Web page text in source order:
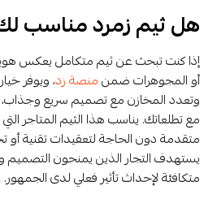
هل ثيم زمرد مناسب
إذا كنت تبحث عن ثيم متكامل يعكس
أو المجوهرات ضمنمنصة زد، ويوفر
وتعدد المخازن مع تصميم سريع وجذاب،
مع تطلعاتك. يناسب هذا الثيم المتاجر
متقدمة دون الحاجة لتعقيدات تقنية
يستهدف التجار الذين يمنحون التصميم
متكافئة لإحداث تأثير فعلي لدى الجمهور.